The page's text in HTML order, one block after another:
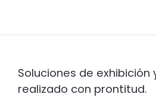
Soluciones de exhibición
realizado con prontitud.